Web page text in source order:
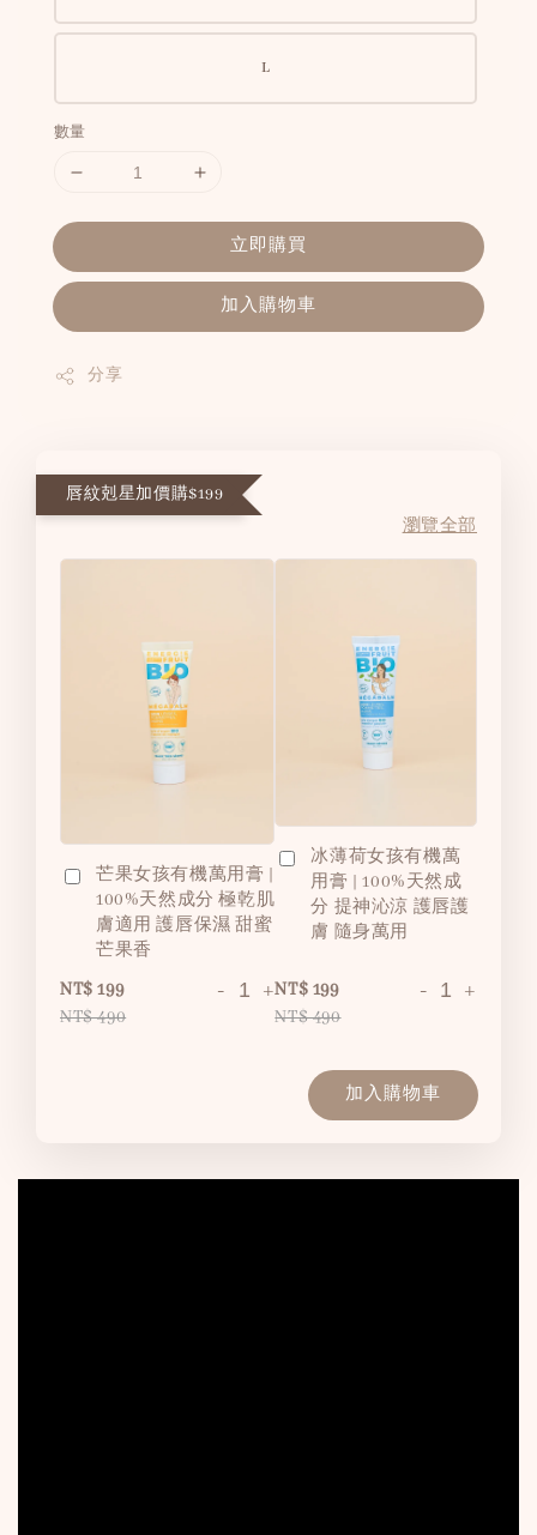
L
數量
立即購買
加入購物車
分享
唇紋剋星加價購$199
瀏覽全部
芒果女孩有機萬用膏 |
100%天然成分 極乾肌
膚適用 護唇保濕 甜蜜
芒果香
NT$ 199
NT$ 490
- +
冰薄荷女孩有機萬
用膏 | 100%天然成
分 提神沁涼 護唇護
膚 隨身萬用
NT$ 199
NT$ 490
- +
加入購物車